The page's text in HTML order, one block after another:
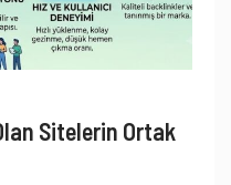
Sitelerin Ortak